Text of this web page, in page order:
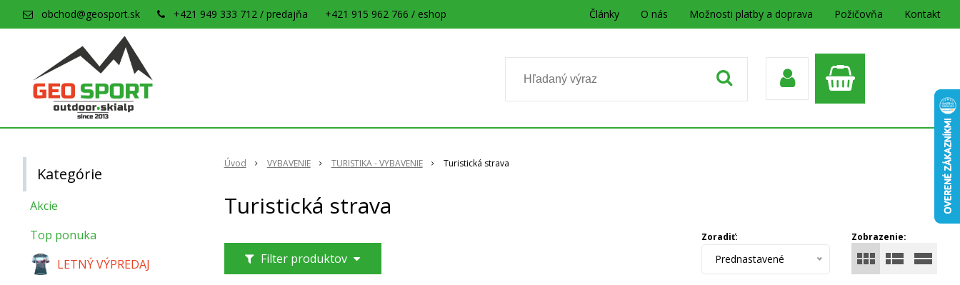
obchod@geosport.sk +421 949 333 712 / predajňa +421 915 962 766 / eshop Články O nás Možnosti platby a doprava Požičovňa Kontakt
Úvod VYBAVENIE TURISTIKA - VYBAVENIE Turistická strava
Turistická strava
Filter produktov
Zobrazenie:
Zoradiť:
Prednastavené
Kategórie
Akcie
Top ponuka
LETNÝ VÝPREDAJ